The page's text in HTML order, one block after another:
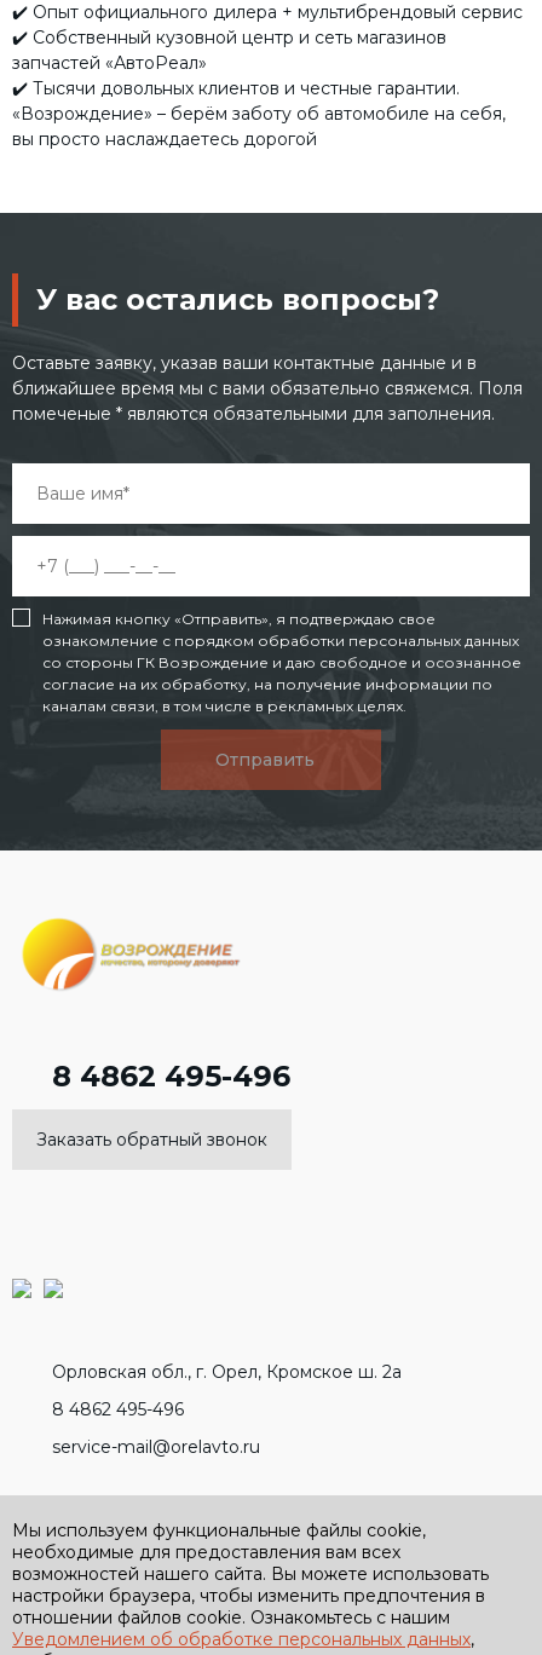
✔️ Опыт официального дилера + мультибрендовый сервис
✔️ Собственный кузовной центр и сеть магазинов
запчастей «АвтоРеал»
✔️ Тысячи довольных клиентов и честные гарантии.
«Возрождение» – берём заботу об автомобиле на себя,
вы просто наслаждаетесь дорогой
Мы используем функциональные файлы cookie,
необходимые для предоставления вам всех
возможностей нашего сайта. Вы можете использовать
настройки браузера, чтобы изменить предпочтения в
отношении файлов cookie. Ознакомьтесь с нашим
Уведомлением об обработке персональных данных,
У вас остались вопросы?
Оставьте заявку, указав ваши контактные данные и в
ближайшее время мы с вами обязательно свяжемся. Поля
помеченые * являются обязательными для заполнения.
Нажимая кнопку «Отправить», я подтверждаю свое
ознакомление с порядком обработки персональных данных
со стороны ГК Возрождение и даю свободное и осознанное
согласие на их обработку, на получение информации по
каналам связи, в том числе в рекламных целях.
Отправить
8 4862 495-496
Заказать обратный звонок
Орловская обл., г. Орел, Кромское ш. 2а
8 4862 495-496
service-mail@orelavto.ru
Политика обработки персональных данных